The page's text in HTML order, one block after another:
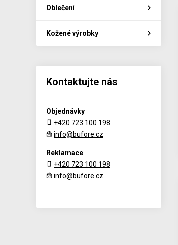
Oblečení
Kožené výrobky
Kontaktujte nás
Objednávky
+420 723 100 198
info@bufore.cz
Reklamace
+420 723 100 198
info@bufore.cz